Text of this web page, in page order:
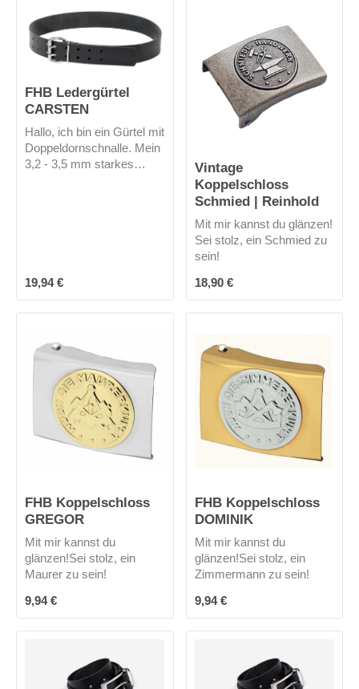
FHB Ledergürtel
CARSTEN
Hallo, ich bin ein Gürtel mit
Doppeldornschnalle. Mein
3,2 - 3,5 mm starkes
Regulärer Preis:
19,94 €
Vintage
Koppelschloss
Schmied | Reinhold
Mit mir kannst du glänzen!
Sei stolz, ein Schmied zu
sein!
Regulärer Preis:
18,90 €
FHB Koppelschloss
GREGOR
Mit mir kannst du
glänzen!Sei stolz, ein
Maurer zu sein!
Regulärer Preis:
9,94 €
FHB Koppelschloss
DOMINIK
Mit mir kannst du
glänzen!Sei stolz, ein
Zimmermann zu sein!
Regulärer Preis:
9,94 €